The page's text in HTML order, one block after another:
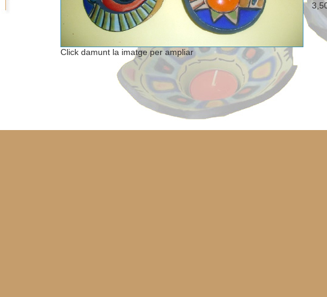
Click damunt la imatge per ampliar